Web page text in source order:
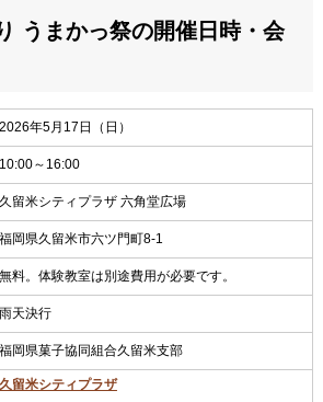
うまかっ祭の開催日時・会
2026年5月17日（日）
10:00～16:00
久留米シティプラザ 六角堂広場
福岡県久留米市六ツ門町8-1
無料。体験教室は別途費用が必要です。
雨天決行
福岡県菓子協同組合久留米支部
久留米シティプラザ